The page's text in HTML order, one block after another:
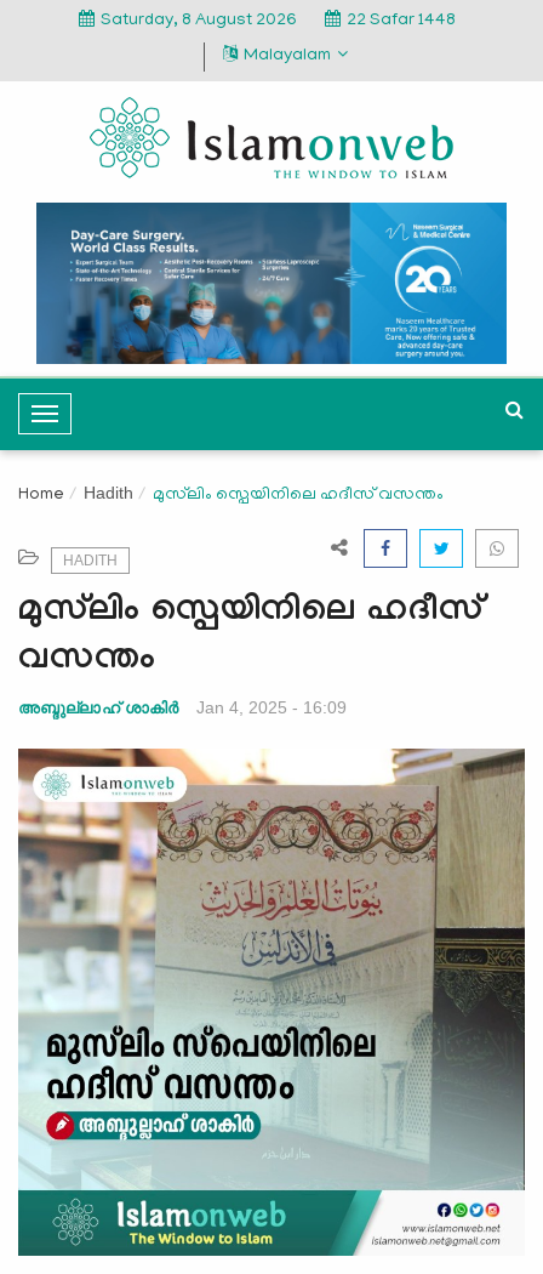
Saturday, 8 August 2026
22 Safar 1448
Malayalam
T
o
g
N
a
v
g
t
i
o
n
Home Hadith മുസ്‌ലിം സ്പെയിനിലെ ഹദീസ് വസന്തം
HADITH
മുസ്‌ലിം സ്പെയിനിലെ ഹദീസ്
വസന്തം
അബ്ദുല്ലാഹ് ശാകിര്‍ Jan 4, 2025 - 16:09